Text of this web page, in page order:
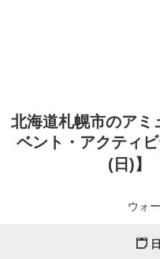
北海道札幌市のアミ
ベント・アクティ
(日)】
ウォ